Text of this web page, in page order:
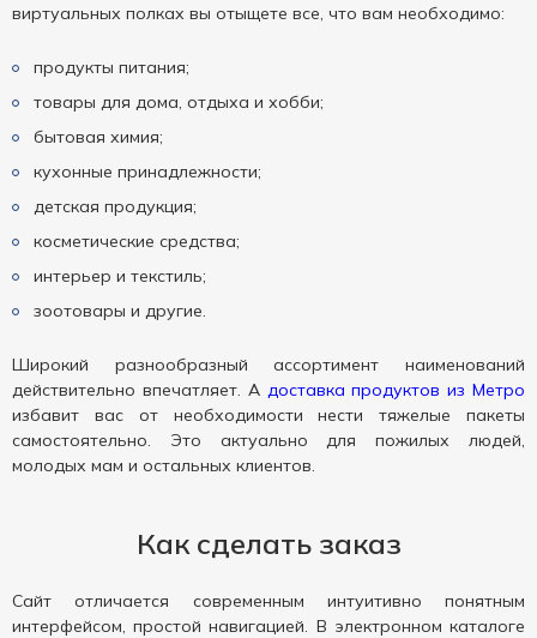
виртуальных полках вы отыщете все, что вам необходимо:
продукты питания;
товары для дома, отдыха и хобби;
бытовая химия;
кухонные принадлежности;
детская продукция;
косметические средства;
интерьер и текстиль;
зоотовары и другие.
Широкий разнообразный ассортимент наименований
действительно впечатляет. А доставка продуктов из Метро
избавит вас от необходимости нести тяжелые пакеты
самостоятельно. Это актуально для пожилых людей,
молодых мам и остальных клиентов.
Как сделать заказ
Сайт отличается современным интуитивно понятным
интерфейсом, простой навигацией. В электронном каталоге